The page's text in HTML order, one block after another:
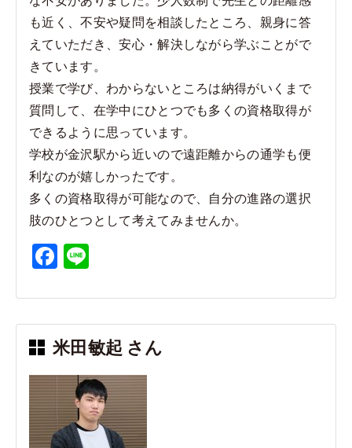
も近く、不安や疑問を相談したところ、親身に答
えていただき、安心・解決しながら学ぶことがで
きています。
授業で学び、わからないところは納得がいくまで
質問して、在学中にひとつでも多くの資格取得が
できるように思っています。
学校が金沢駅から近いので遠距離からの通学も便
利なのが嬉しかったです。
多くの資格取得が可能なので、自分の進路の選択
肢のひとつとして考えてみませんか。
F
c
e
b
o
o
k
e
米田敏起 さん